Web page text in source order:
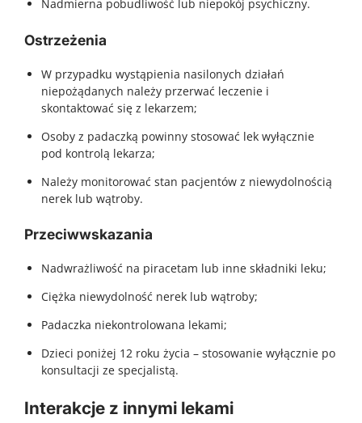
Nadmierna pobudliwość lub niepokój psychiczny.
Ostrzeżenia
W przypadku wystąpienia nasilonych działań
niepożądanych należy przerwać leczenie i
skontaktować się z lekarzem;
Osoby z padaczką powinny stosować lek wyłącznie
pod kontrolą lekarza;
Należy monitorować stan pacjentów z niewydolnością
nerek lub wątroby.
Przeciwwskazania
Nadwrażliwość na piracetam lub inne składniki leku;
Ciężka niewydolność nerek lub wątroby;
Padaczka niekontrolowana lekami;
Dzieci poniżej 12 roku życia – stosowanie wyłącznie po
konsultacji ze specjalistą.
Interakcje z innymi lekami